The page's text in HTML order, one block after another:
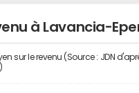
à Lavancia-
sur le revenu (Source : JDN